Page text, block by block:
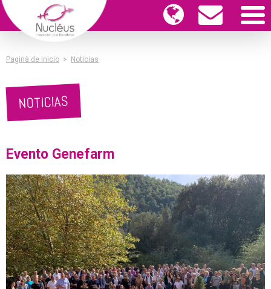
Paginà de inicio > Noticias
NOTICIAS
Evento Genefarm